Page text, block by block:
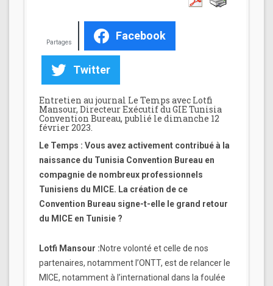
Facebook
Twitter
Partages
Entretien au journal Le Temps avec Lotfi
Mansour, Directeur Exécutif du GIE Tunisia
Convention Bureau, publié le dimanche 12
février 2023.
Le Temps : Vous avez activement contribué à la
naissance du Tunisia Convention Bureau en
compagnie de nombreux professionnels
Tunisiens du MICE. La création de ce
Convention Bureau signe-t-elle le grand retour
du MICE en Tunisie ?
Lotfi Mansour :Notre volonté et celle de nos
partenaires, notamment l’ONTT, est de relancer le
MICE, notamment à l’international dans la foulée